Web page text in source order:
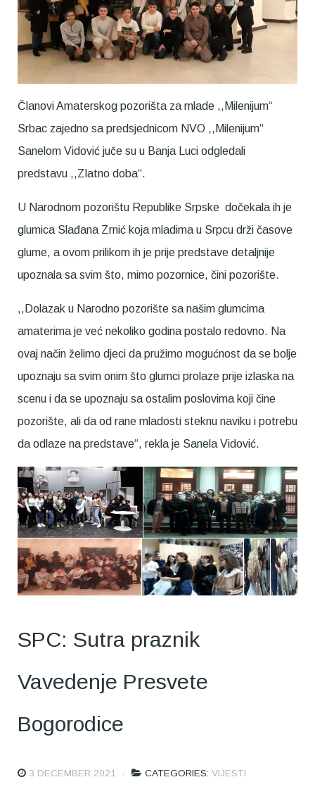
Članovi Amaterskog pozorišta za mlade ,,Milenijum“
Srbac zajedno sa predsjednicom NVO ,,Milenijum“
Sanelom Vidović juče su u Banja Luci odgledali
predstavu ,,Zlatno doba“.
U Narodnom pozorištu Republike Srpske dočekala ih je
glumica Slađana Zrnić koja mladima u Srpcu drži časove
glume, a ovom prilikom ih je prije predstave detaljnije
upoznala sa svim što, mimo pozornice, čini pozorište.
,,Dolazak u Narodno pozorište sa našim glumcima
amaterima je već nekoliko godina postalo redovno. Na
ovaj način želimo djeci da pružimo mogućnost da se bolje
upoznaju sa svim onim što glumci prolaze prije izlaska na
scenu i da se upoznaju sa ostalim poslovima koji čine
pozorište, ali da od rane mladosti steknu naviku i potrebu
da odlaze na predstave“, rekla je Sanela Vidović.
SPC: Sutra praznik
Vavedenje Presvete
Bogorodice
3 DECEMBER 2021 CATEGORIES: VIJESTI